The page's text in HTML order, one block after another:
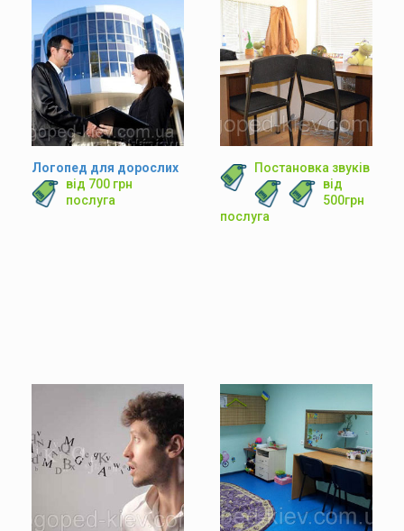
Логопед для дорослих
від 700 грн
послуга
Постановка звуків
від
500грн
послуга